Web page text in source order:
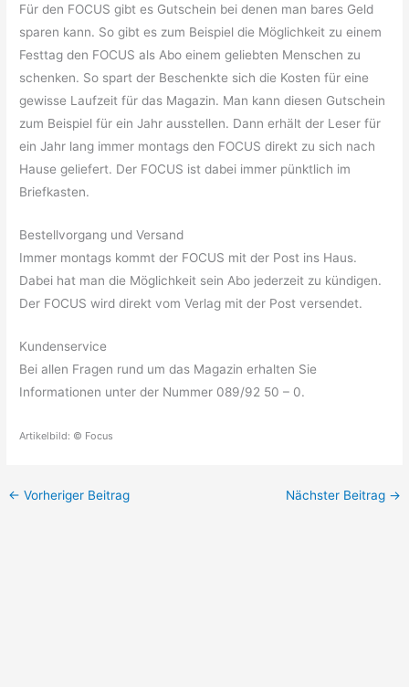
Für den FOCUS gibt es Gutschein bei denen man bares Geld
sparen kann. So gibt es zum Beispiel die Möglichkeit zu einem
Festtag den FOCUS als Abo einem geliebten Menschen zu
schenken. So spart der Beschenkte sich die Kosten für eine
gewisse Laufzeit für das Magazin. Man kann diesen Gutschein
zum Beispiel für ein Jahr ausstellen. Dann erhält der Leser für
ein Jahr lang immer montags den FOCUS direkt zu sich nach
Hause geliefert. Der FOCUS ist dabei immer pünktlich im
Briefkasten.
Bestellvorgang und Versand
Immer montags kommt der FOCUS mit der Post ins Haus.
Dabei hat man die Möglichkeit sein Abo jederzeit zu kündigen.
Der FOCUS wird direkt vom Verlag mit der Post versendet.
Kundenservice
Bei allen Fragen rund um das Magazin erhalten Sie
Informationen unter der Nummer 089/92 50 – 0.
Artikelbild: © Focus
← Vorheriger Beitrag Nächster Beitrag →